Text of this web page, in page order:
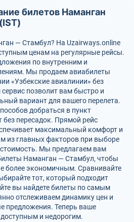
билетов Наманган
— Стамбул? На Uzairways.online
ценам на регулярные рейсы.
по внутренним и
Мы продаем авиабилеты
«Узбекские авиалинии» без
позволит вам быстро и
вариант для вашего перелета.
добраться в пункт
без пересадок. Прямой рейс
максимальный комфорт и
из главных факторов при выборе
стоимость. Мы предлагаем вам
Наманган — Стамбул, чтобы
более экономичным. Сравнивайте
тот, который подходит
вы найдете билеты по самым
отслеживаем динамику цен и
предложения. Теперь ваше
и недорогим.